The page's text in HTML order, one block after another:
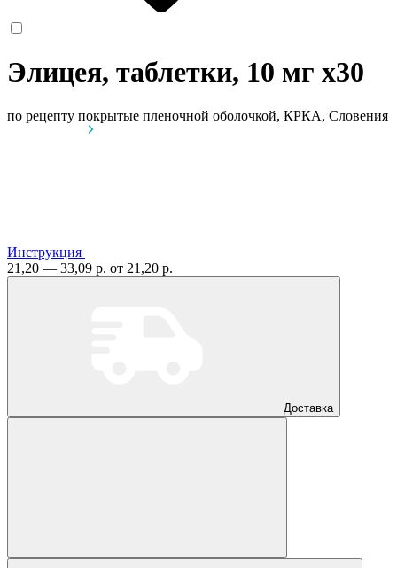
Элицея, таблетки, 10 мг x30
по рецепту покрытые пленочной оболочкой, КРКА, Словения
Инструкция
21,20 — 33,09 р. от 21,20 р.
Доставка